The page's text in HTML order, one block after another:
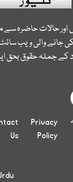
اور حالات حاضرہ سے
جانے والی ویب
کے جملہ حقوق بحق
Privacy
Policy
Us